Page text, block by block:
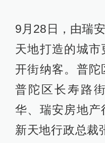
9月28日，由瑞
天地打造的城
开街纳客。普陀
普陀区长寿路
华、瑞安房地产
新天地行政总裁